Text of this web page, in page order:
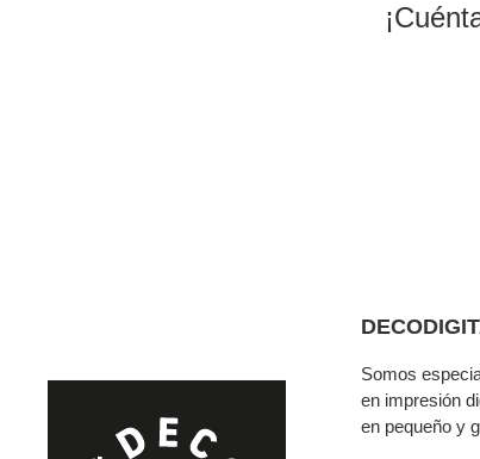
Somos
en impresión
en pequeño y